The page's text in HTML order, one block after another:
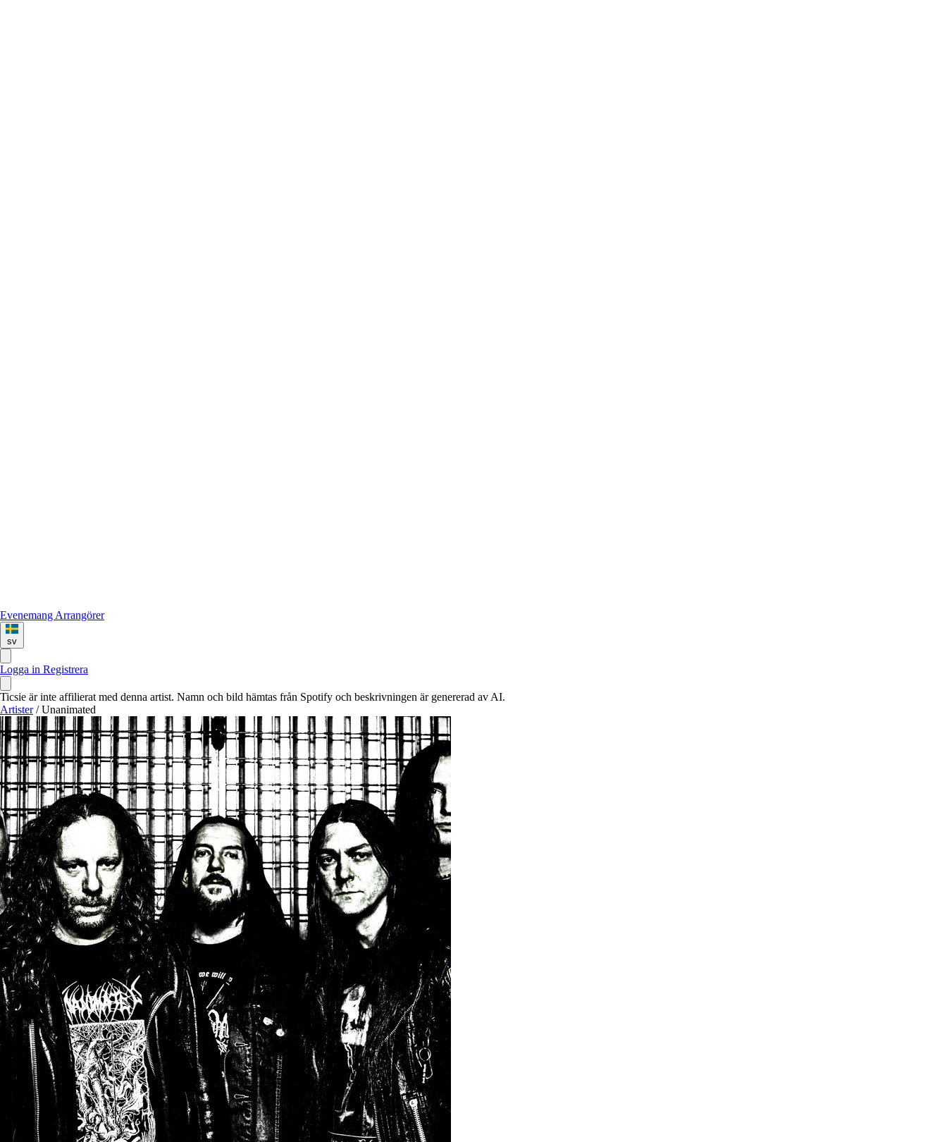
Evenemang Arrangörer
sv
Logga in Registrera
Ticsie är inte affilierat med denna artist. Namn och bild hämtas från Spotify och beskrivningen är genererad av AI.
Artister / Unanimated